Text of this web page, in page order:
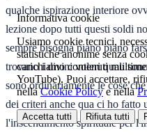
qualche ispirazione interiore
lezione dopo tutti questi soldi
sempre bisogna piano piano
trovano i divini voleri quali
sono ordinariamente le cose
dei criteri anche qua ci ho fatto
l'inscendimento spirituale per
Informativa cookie
Usiamo cookie tecnici,
statistiche anonime senza
carichiamo contenuti
YouTube). Puoi accettare,
nellaCookie Policye nella
Accetta tutti Rifiuta tutti